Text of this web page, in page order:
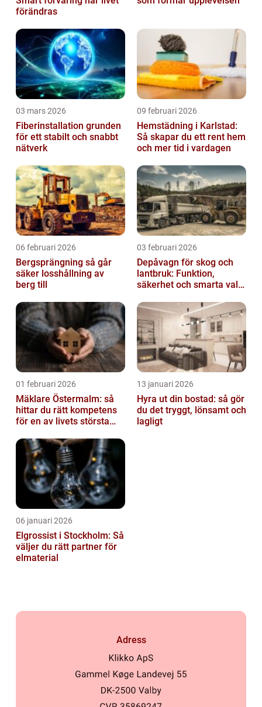
förändras
03 mars 2026
Fiberinstallation grunden
för ett stabilt och snabbt
nätverk
09 februari 2026
Hemstädning i Karlstad:
Så skapar du ett rent hem
och mer tid i vardagen
06 februari 2026
Bergsprängning så går
säker losshållning av
berg till
03 februari 2026
Depåvagn för skog och
lantbruk: Funktion,
säkerhet och smarta val
01 februari 2026
Mäklare Östermalm: så
hittar du rätt kompetens
för en av livets största
13 januari 2026
Hyra ut din bostad: så gör
du det tryggt, lönsamt och
lagligt
06 januari 2026
Elgrossist i Stockholm: Så
väljer du rätt partner för
elmaterial
Adress